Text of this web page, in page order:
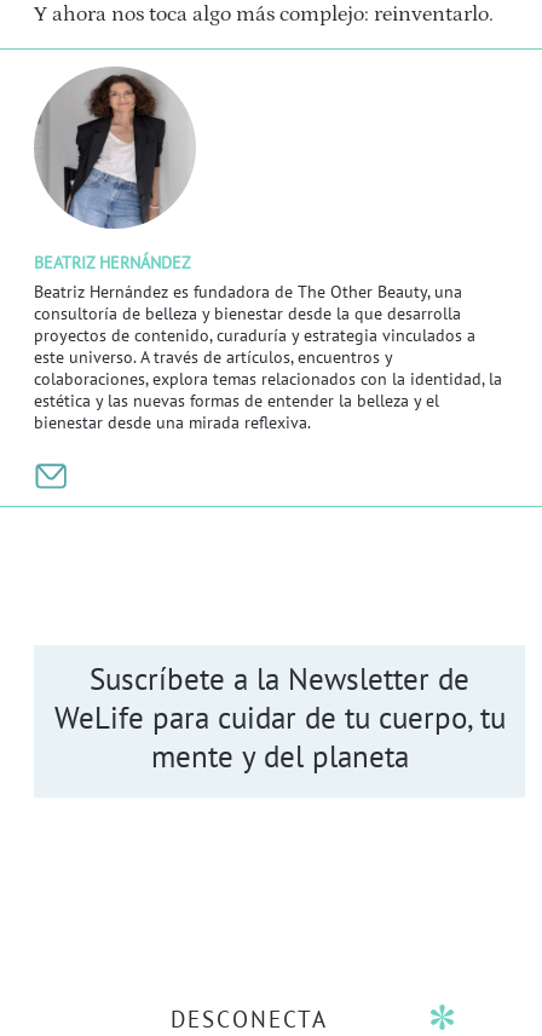
Y ahora nos toca algo más complejo: reinventarlo.
BEATRIZ HERNÁNDEZ
Beatriz Hernández es fundadora de The Other Beauty, una
consultoría de belleza y bienestar desde la que desarrolla
proyectos de contenido, curaduría y estrategia vinculados a
este universo. A través de artículos, encuentros y
colaboraciones, explora temas relacionados con la identidad, la
estética y las nuevas formas de entender la belleza y el
bienestar desde una mirada reflexiva.
Suscríbete a la Newsletter de
WeLife para cuidar de tu cuerpo, tu
mente y del planeta
DESCONECTA